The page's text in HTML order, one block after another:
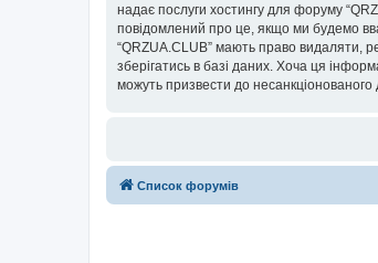
надає послуги хостингу для форуму
повідомлений про це, якщо ми будемо
“QRZUA.CLUB” мають право видаляти,
зберігатись в базі даних. Хоча ця
можуть призвести до несанкціонованого
Список форумів